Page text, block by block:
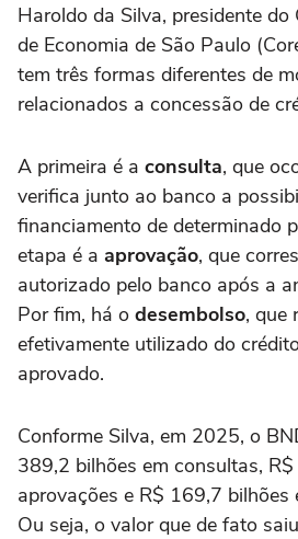
Haroldo da Silva, presidente do
de Economia de São Paulo
tem três formas diferentes de
relacionados a concessão de
A primeira é a consulta, que
verifica junto ao banco a
financiamento de determinado
etapa é a aprovação, que
autorizado pelo banco após a
Por fim, há o desembolso, que
efetivamente utilizado do
aprovado.
Conforme Silva, em 2025, o
389,2 bilhões em consultas,
aprovações e R$ 169,7 bilhões
Ou seja, o valor que de fato